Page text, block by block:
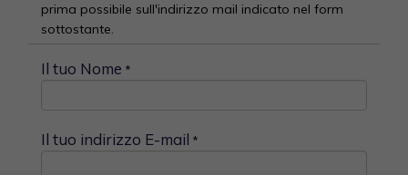
prima possibile sull'indirizzo mail indicato nel form
sottostante.
Il tuo Nome *
Il tuo indirizzo E-mail *